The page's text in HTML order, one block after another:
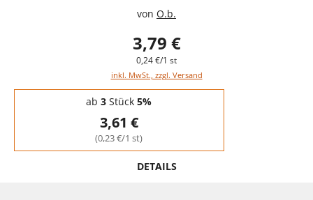
von O.b.
3,79 €
0,24 €/1 st
inkl. MwSt., zzgl. Versand
Staffelpreise - Mengenrabatt
ab 3 Stück 5%
3,61 €
(0,23 €/1 st)
DETAILS